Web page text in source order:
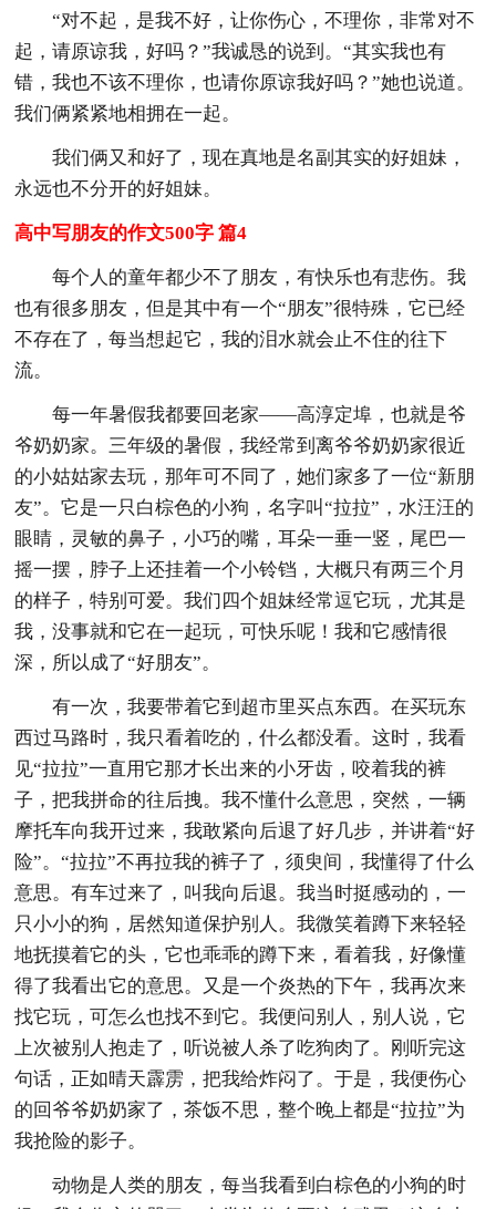
“对不起，是我不好，让你伤心，不理你，非常对不
起，请原谅我，好吗？”我诚恳的说到。“其实我也有
错，我也不该不理你，也请你原谅我好吗？”她也说道。
我们俩紧紧地相拥在一起。
我们俩又和好了，现在真地是名副其实的好姐妹，
永远也不分开的好姐妹。
高中写朋友的作文500字 篇4
每个人的童年都少不了朋友，有快乐也有悲伤。我
也有很多朋友，但是其中有一个“朋友”很特殊，它已经
不存在了，每当想起它，我的泪水就会止不住的往下
流。
每一年暑假我都要回老家——高淳定埠，也就是爷
爷奶奶家。三年级的暑假，我经常到离爷爷奶奶家很近
的小姑姑家去玩，那年可不同了，她们家多了一位“新朋
友”。它是一只白棕色的小狗，名字叫“拉拉”，水汪汪的
眼睛，灵敏的鼻子，小巧的嘴，耳朵一垂一竖，尾巴一
摇一摆，脖子上还挂着一个小铃铛，大概只有两三个月
的样子，特别可爱。我们四个姐妹经常逗它玩，尤其是
我，没事就和它在一起玩，可快乐呢！我和它感情很
深，所以成了“好朋友”。
有一次，我要带着它到超市里买点东西。在买玩东
西过马路时，我只看着吃的，什么都没看。这时，我看
见“拉拉”一直用它那才长出来的小牙齿，咬着我的裤
子，把我拼命的往后拽。我不懂什么意思，突然，一辆
摩托车向我开过来，我敢紧向后退了好几步，并讲着“好
险”。“拉拉”不再拉我的裤子了，须臾间，我懂得了什么
意思。有车过来了，叫我向后退。我当时挺感动的，一
只小小的狗，居然知道保护别人。我微笑着蹲下来轻轻
地抚摸着它的头，它也乖乖的蹲下来，看着我，好像懂
得了我看出它的意思。又是一个炎热的下午，我再次来
找它玩，可怎么也找不到它。我便问别人，别人说，它
上次被别人抱走了，听说被人杀了吃狗肉了。刚听完这
句话，正如晴天霹雳，把我给炸闷了。于是，我便伤心
的回爷爷奶奶家了，茶饭不思，整个晚上都是“拉拉”为
我抢险的影子。
动物是人类的朋友，每当我看到白棕色的小狗的时